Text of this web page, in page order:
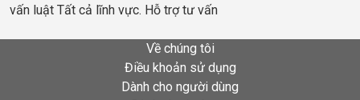
vấn luật Tất cả lĩnh vực. Hỗ trợ tư vấn
Về chúng tôi
Điều khoản sử dụng
Dành cho người dùng